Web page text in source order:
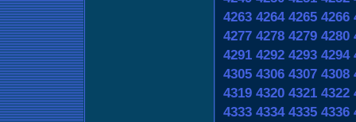
4263 4264 4265 4266
4277 4278 4279 4280
4291 4292 4293 4294
4305 4306 4307 4308
4319 4320 4321 4322
4333 4334 4335 4336